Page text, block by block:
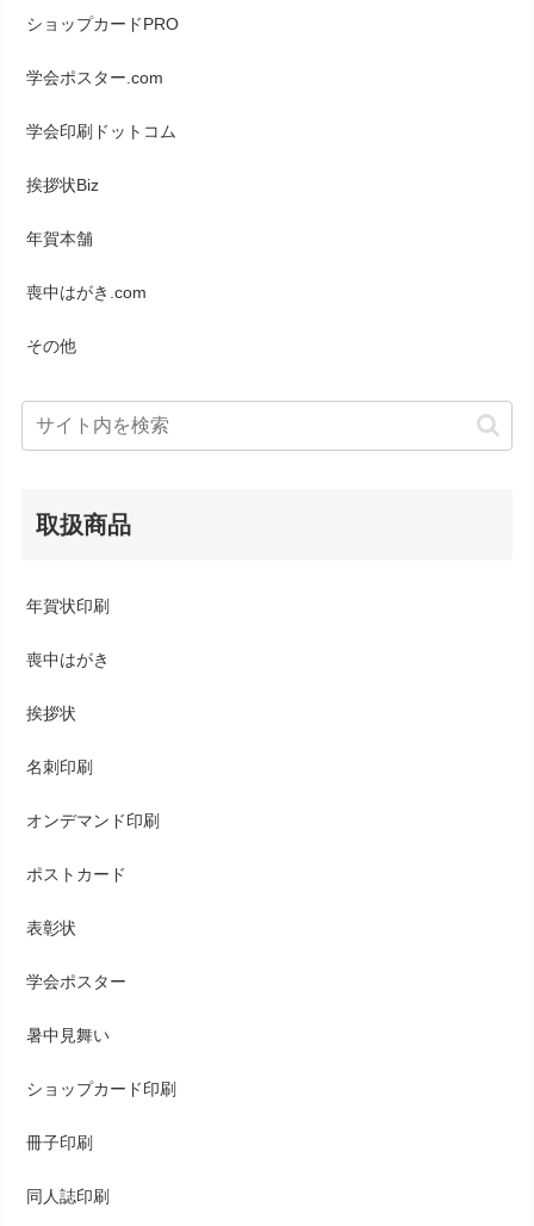
ショップカードPRO
学会ポスター.com
学会印刷ドットコム
挨拶状Biz
年賀本舗
喪中はがき.com
その他
取扱商品
年賀状印刷
喪中はがき
挨拶状
名刺印刷
オンデマンド印刷
ポストカード
表彰状
学会ポスター
暑中見舞い
ショップカード印刷
冊子印刷
同人誌印刷